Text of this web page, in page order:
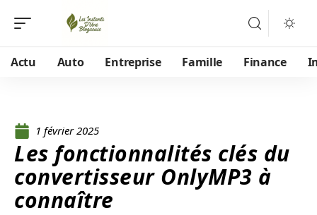
Actu Auto Entreprise Famille Finance
1 février 2025
Les fonctionnalités clés du
convertisseur OnlyMP3 à
connaître